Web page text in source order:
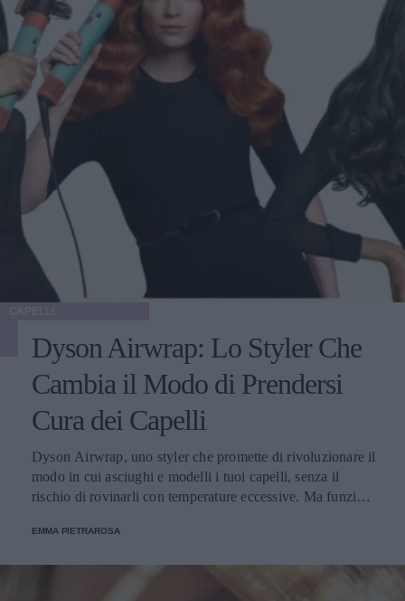
Dyson Airwrap: Lo Styler Che
Cambia il Modo di Prendersi
Cura dei Capelli
Dyson Airwrap, uno styler che promette di rivoluzionare il
modo in cui asciughi e modelli i tuoi capelli, senza il
rischio di rovinarli con temperature eccessive. Ma funziona
EMMA PIETRAROSA